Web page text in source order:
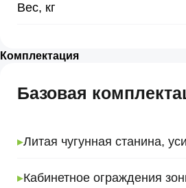
Вес, кг
Комплектация
Базовая
▸Литая чугунная станина,
▸Кабинетное ограждения